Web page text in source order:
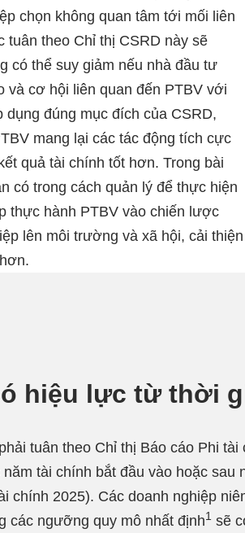
chọn không quan tâm tới mối liên
theo Chỉ thị CSRD này sẽ
có thể suy giảm nếu nhà đầu tư
và cơ hội liên quan đến PTBV với
đúng mục đích của CSRD,
mang lại các tác động tích cực
quả tài chính tốt hơn. Trong bài
có trong cách quản lý để thực hiện
thực hành PTBV vào chiến lược
lên môi trường và xã hội, cải thiện
hiệu lực từ thời
tuân theo Chỉ thị Báo cáo Phi
tài chính bắt đầu vào hoặc sau
chính 2025). Các doanh nghiệp
các ngưỡng quy mô nhất định1 sẽ